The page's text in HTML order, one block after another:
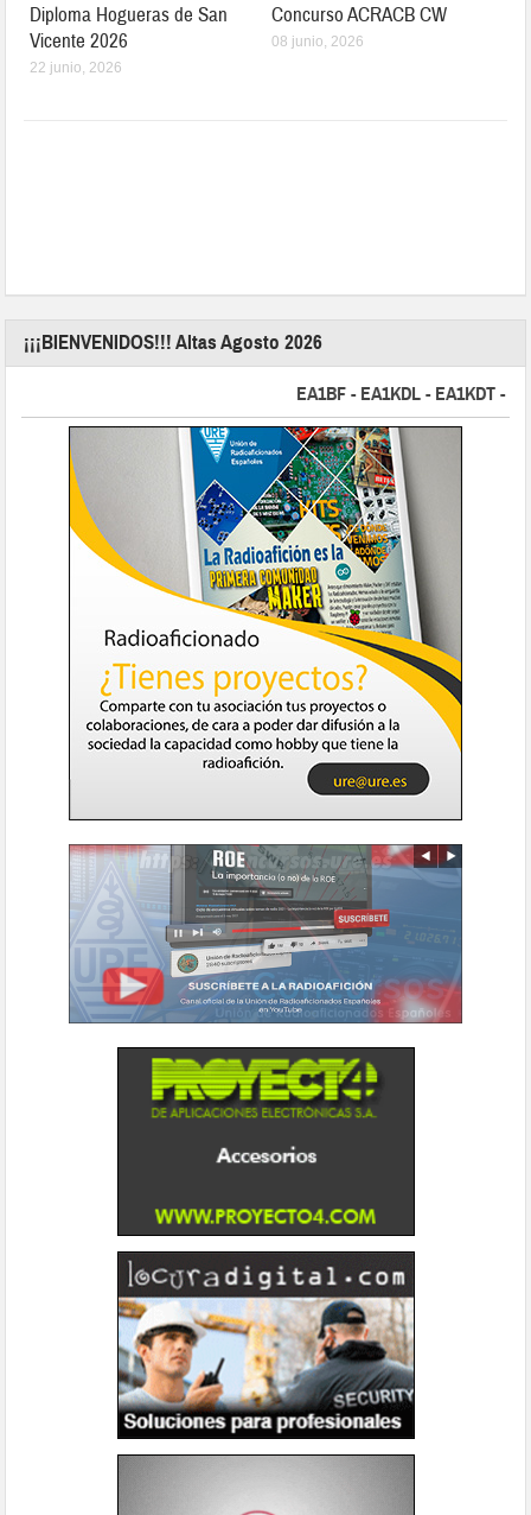
Diploma Hogueras de San
Vicente 2026
22 junio, 2026
Concurso ACRACB CW
08 junio, 2026
¡¡¡BIENVENIDOS!!! Altas Agosto 2026
EA1BF - EA1KDL - EA1KDT -